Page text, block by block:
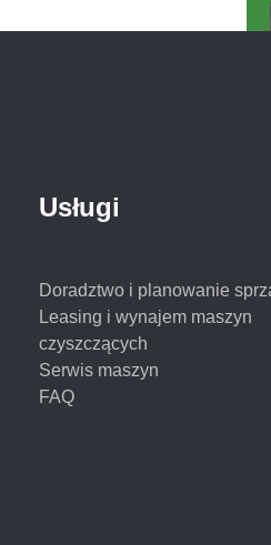
Usługi
Doradztwo i planowanie
Leasing i wynajem maszyn
czyszczących
Serwis maszyn
FAQ